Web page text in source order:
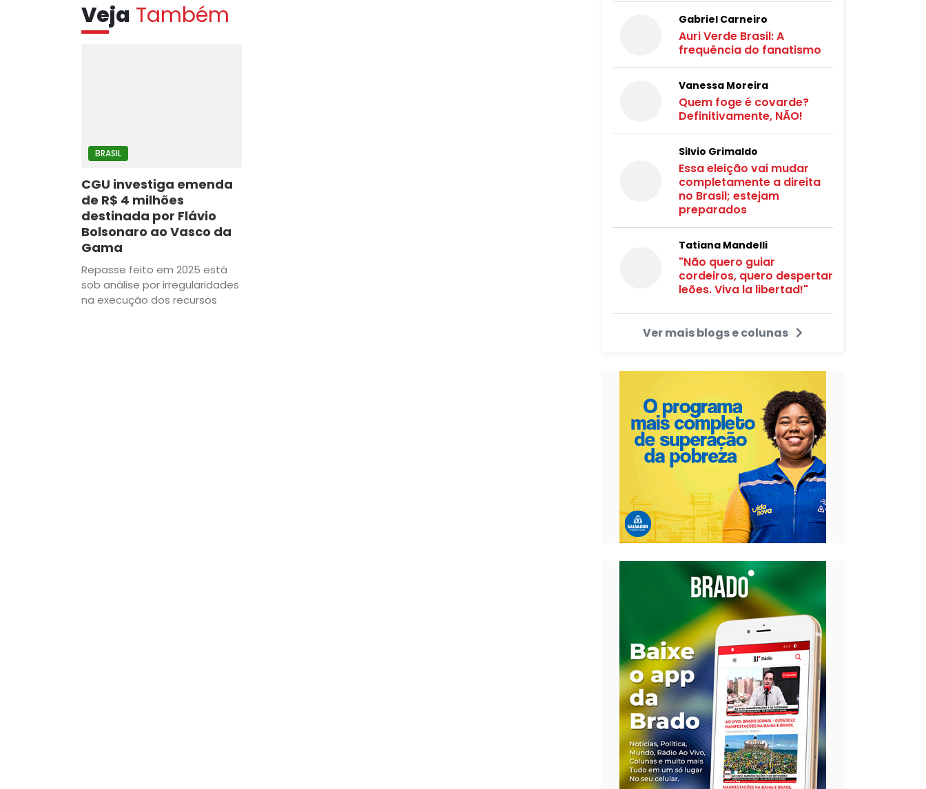
Veja Também
BRASIL
CGU investiga emenda
de R$ 4 milhões
destinada por Flávio
Bolsonaro ao Vasco da
Gama
Repasse feito em 2025 está
sob análise por irregularidades
na execução dos recursos
Gabriel Carneiro
Auri Verde Brasil: A
frequência do fanatismo
Vanessa Moreira
Quem foge é covarde?
Definitivamente, NÃO!
Silvio Grimaldo
Essa eleição vai mudar
completamente a direita
no Brasil; estejam
preparados
Tatiana Mandelli
"Não quero guiar
cordeiros, quero despertar
leões. Viva la libertad!"
Ver mais blogs e colunas